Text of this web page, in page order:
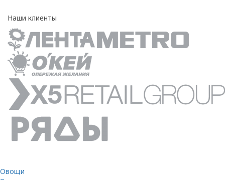
Наши клиенты
Овощи